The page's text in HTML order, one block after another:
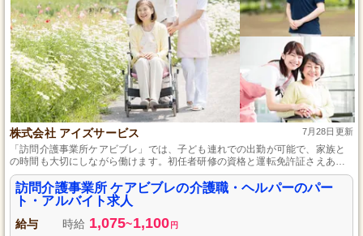
株式会社 アイズサービス 7月28日更新
「訪問介護事業所ケアビブレ」では、子ども連れでの出勤が可能で、家族と
の時間も大切にしながら働けます。初任者研修の資格と運転免許証さえあれ
ば経験は不問で、先輩スタッフによる丁寧なサポートと共に経験を積み、ス
キルアップも目指せます。
訪問介護事業所 ケアビブレの介護職・ヘルパーのパー
ト・アルバイト求人
給与 時給 1,075~1,100 円